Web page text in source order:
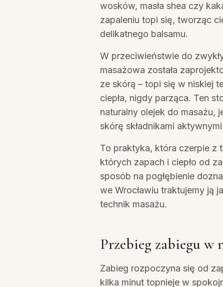
wosków, masła shea czy
zapaleniu topi się, tworząc
delikatnego balsamu.
W przeciwieństwie do
masażowa została
ze skórą – topi się w niskiej
ciepła, nigdy parząca. Ten
naturalny olejek do masażu,
skórę składnikami
To praktyka, która czerpie z
których zapach i ciepło od
sposób na pogłębienie
we Wrocławiu traktujemy ją
technik masażu.
Przebieg zabiegu w
Zabieg rozpoczyna się od
kilka minut topnieje w